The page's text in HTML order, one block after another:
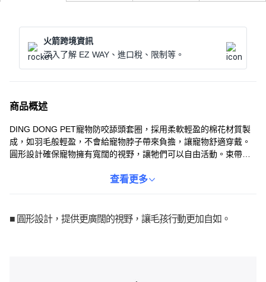
火箭跨境資訊
深入了解 EZ WAY、進口稅、限制等。
商品概述
DING DONG PET寵物防咬舔頭套圈，採用柔軟輕盈的棉花材質製
成，如羽毛般輕盈，不會給寵物脖子帶來負擔，讓寵物舒適穿戴。
圓形設計確保寵物擁有寬闊的視野，讓牠們可以自由活動。束帶調
後、皮膚病治療期間，或防止寵物舔舐傷口，是保護寵物的好幫
查看更多
■ 圓形設計，提供更廣闊的視野，讓毛孩行動更加自如。